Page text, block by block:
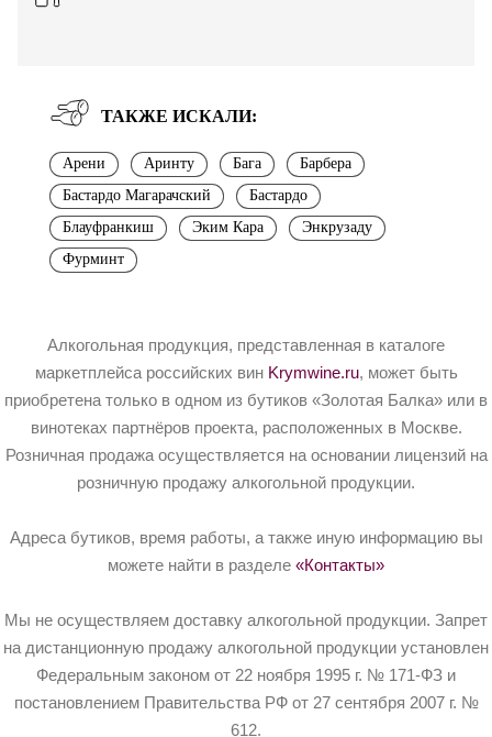
ТАКЖЕ ИСКАЛИ:
Арени Аринту Бага
Барбера
Бастардо Магарачский
Бастардо
Блауфранкиш
Эким Кара
Энкрузаду
Фурминт
Алкогольная продукция, представленная в каталоге
маркетплейса российских вин Krymwine.ru, может быть
приобретена только в одном из бутиков «Золотая Балка» или в
винотеках партнёров проекта, расположенных в Москве.
Розничная продажа осуществляется на основании лицензий на
розничную продажу алкогольной продукции.
Адреса бутиков, время работы, а также иную информацию вы
можете найти в разделе «Контакты»
Мы не осуществляем доставку алкогольной продукции. Запрет
на дистанционную продажу алкогольной продукции установлен
Федеральным законом от 22 ноября 1995 г. № 171-ФЗ и
постановлением Правительства РФ от 27 сентября 2007 г. №
612.